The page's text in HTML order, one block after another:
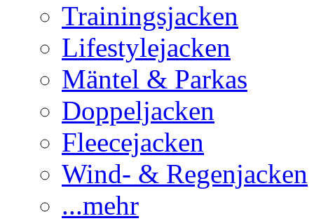
Trainingsjacken
Lifestylejacken
Mäntel & Parkas
Doppeljacken
Fleecejacken
Wind- & Regenjacken
...mehr